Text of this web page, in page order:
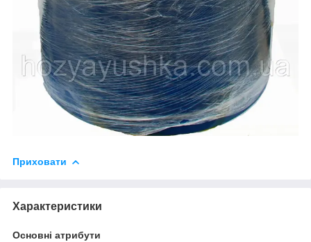
Приховати
Характеристики
Основні атрибути